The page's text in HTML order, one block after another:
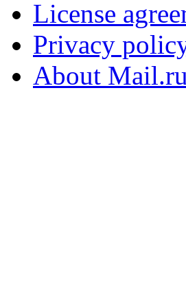
License
Privacy
About Mail.ru